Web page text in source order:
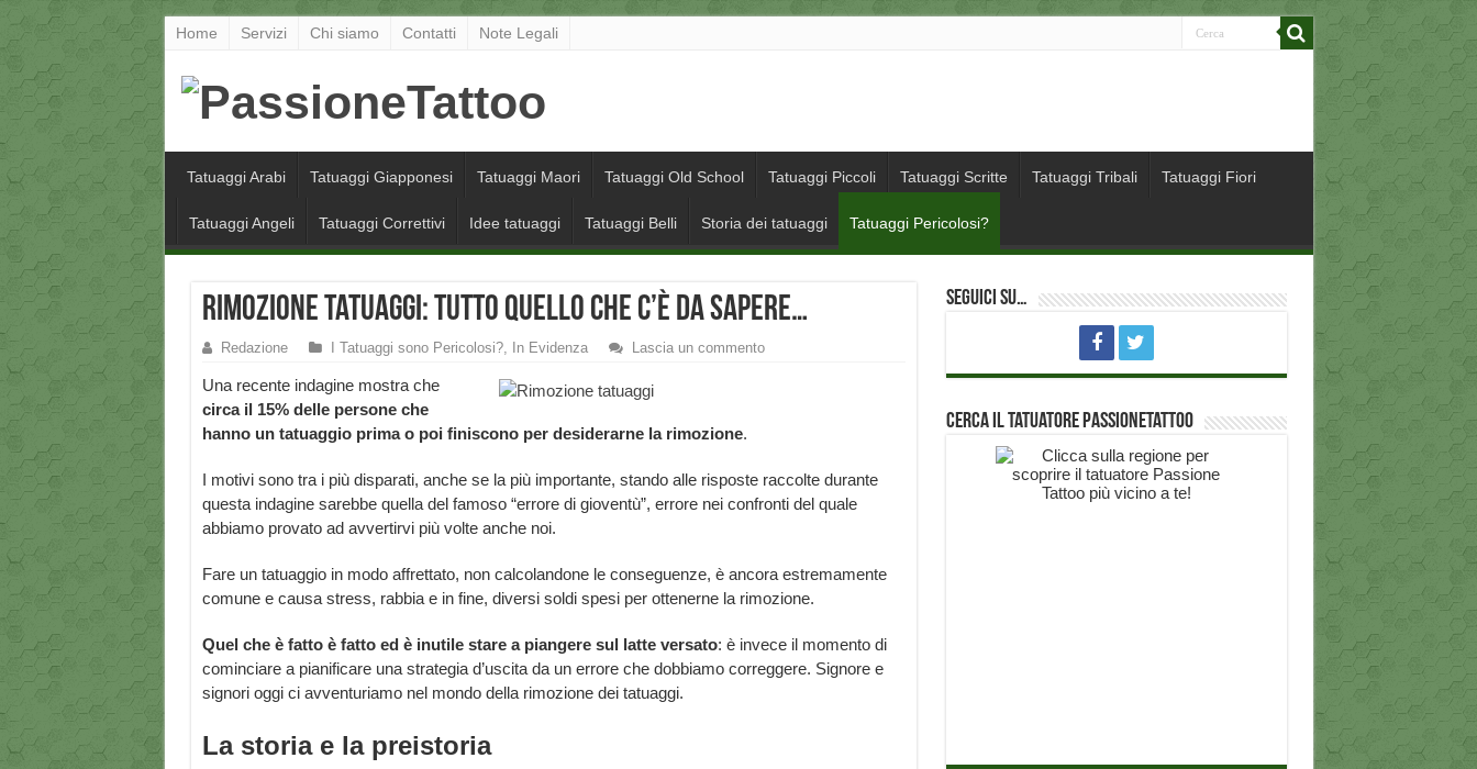
Home Servizi Chi siamo Contatti Note Legali
Tatuaggi Arabi Tatuaggi Giapponesi Tatuaggi Maori Tatuaggi Old School Tatuaggi Piccoli Tatuaggi Scritte Tatuaggi Tribali Tatuaggi Fiori
Tatuaggi Angeli Tatuaggi Correttivi Idee tatuaggi Tatuaggi Belli Storia dei tatuaggi Tatuaggi Pericolosi?
Rimozione Tatuaggi: tutto quello che c’è da sapere…
Redazione I Tatuaggi sono Pericolosi?, In Evidenza Lascia un commento
Una recente indagine mostra che
circa il 15% delle persone che
hanno un tatuaggio prima o poi finiscono per desiderarne la rimozione.
I motivi sono tra i più disparati, anche se la più importante, stando alle risposte raccolte durante
questa indagine sarebbe quella del famoso “errore di gioventù”, errore nei confronti del quale
abbiamo provato ad avvertirvi più volte anche noi.
Fare un tatuaggio in modo affrettato, non calcolandone le conseguenze, è ancora estremamente
comune e causa stress, rabbia e in fine, diversi soldi spesi per ottenerne la rimozione.
Quel che è fatto è fatto ed è inutile stare a piangere sul latte versato: è invece il momento di
cominciare a pianificare una strategia d’uscita da un errore che dobbiamo correggere. Signore e
signori oggi ci avventuriamo nel mondo della rimozione dei tatuaggi.
La storia e la preistoria
Seguici su…
Cerca il Tatuatore PassioneTattoo